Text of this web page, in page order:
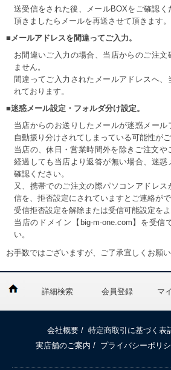
送受信をされた後、メールBOXをご確認
頂きましたらメールを再送させて頂きます。
■メールアドレスを間違ってご入力。
お間違いご入力の場合、当店からのご注文
ません。
間違ってご入力されたメールアドレスへ、
れております。
■迷惑メール設定・フォルダ分け設定。
当店からのお送りしたメールが迷惑メー
自動振り分けされてしまっている可能性がご
当店の、休日・営業時間外を除きご注文や
経過しても当店より返答が無い場合、迷
確認ください。
又、携帯でのご注文の際パソコンアドレ
信を、拒否設定にされていますとご連絡がで
受信拒否設定を解除または受信可能設定を
当店のドメイン【big-m-one.com】を受信
い。
お手数ではございますが、ご了承宜しくお願い
詳細検索 会員登録 マ
会社概要 / 特定商取引に基づく表
実店舗のご案内 / プライバシーポリ